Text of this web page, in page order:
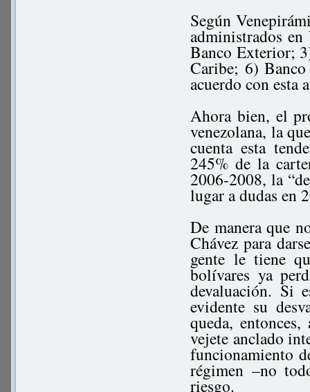
Según
administrados
Banco Exterior;
Caribe; 6)
acuerdo con esta
Ahora bien, el
venezolana, la
cuenta esta
245% de la
2006-2008, la
lugar a dudas en
De manera que
Chávez para
gente le tiene
bolívares ya
devaluación. Si
evidente su
queda,
vejete anclado
funcionamiento
régimen –no
riesgo.